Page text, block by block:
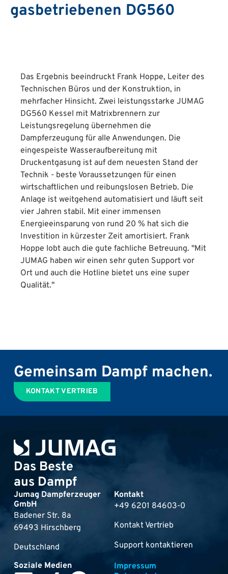
gasbetriebenen DG560
Das Ergebnis beeindruckt Frank Hoppe, Leiter des
Technischen Büros und der Konstruktion, in
mehrfacher Hinsicht. Zwei leistungsstarke JUMAG
DG560 Kessel mit Matrixbrennern zur
Leistungsregelung übernehmen die
Dampferzeugung für alle Anwendungen. Die
eingespeiste Wasseraufbereitung mit
Druckentgasung ist auf dem neuesten Stand der
Technik - beste Voraussetzungen für einen
wirtschaftlichen und reibungslosen Betrieb. Die
Anlage ist weitgehend automatisiert und läuft seit
vier Jahren stabil. Mit einer immensen
Energieeinsparung von rund 20 % hat sich die
Investition in kürzester Zeit amortisiert. Frank
Hoppe lobt auch die gute fachliche Betreuung. "Mit
JUMAG haben wir einen sehr guten Support vor
Ort und auch die Hotline bietet uns eine super
Qualität."
Gemeinsam Dampf machen.
KONTAKT VERTRIEB
Das Beste
aus Dampf
Jumag Dampferzeuger
GmbH
Badener Str. 8a
69493 Hirschberg
Deutschland
Kontakt
+49 6201 84603-0
Kontakt Vertrieb
Support kontaktieren
Soziale Medien
Impressum